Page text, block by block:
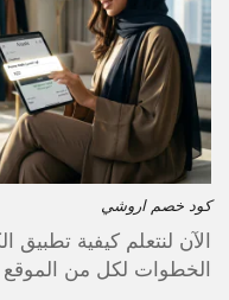
كود خصم اروشي
الآن لنتعلم كيفية
الخطوات لكل من الموقع